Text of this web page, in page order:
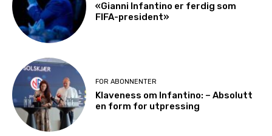
«Gianni Infantino er ferdig som
FIFA-president»
FOR ABONNENTER
Klaveness om Infantino: – Absolutt
en form for utpressing